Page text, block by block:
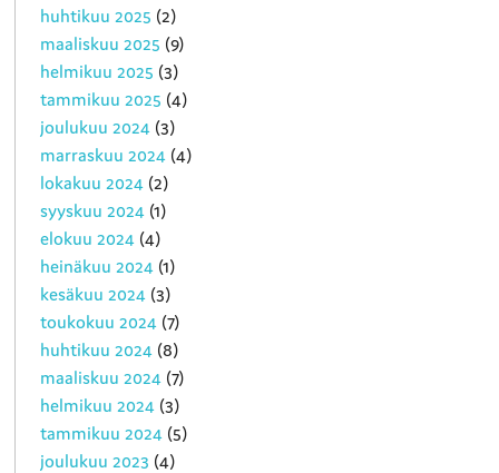
huhtikuu 2025 (2)
maaliskuu 2025 (9)
helmikuu 2025 (3)
tammikuu 2025 (4)
joulukuu 2024 (3)
marraskuu 2024 (4)
lokakuu 2024 (2)
syyskuu 2024 (1)
elokuu 2024 (4)
heinäkuu 2024 (1)
kesäkuu 2024 (3)
toukokuu 2024 (7)
huhtikuu 2024 (8)
maaliskuu 2024 (7)
helmikuu 2024 (3)
tammikuu 2024 (5)
joulukuu 2023 (4)